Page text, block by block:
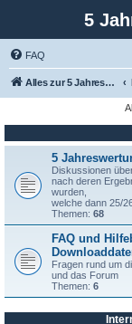
5
FAQ
Alles zur 5 Jahreswertung / Tabelle der UEFA mit vielen Statistiken.
5
Diskussionen
nach deren
wurden,
welche dann 25/
Themen: 68
FAQ und
Fragen rund um
und das Forum
Themen: 6